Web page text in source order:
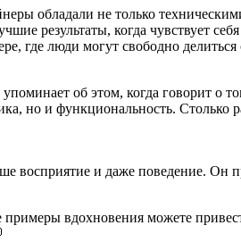
обладали не только
результаты, когда чувствует
где люди могут свободно
об этом, когда говорит о
но и функциональность.
восприятие и даже поведение. Он
вдохновения можете